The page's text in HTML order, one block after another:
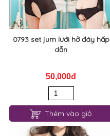
0793 set jum lưới hở đáy hấp
dẫn
50,000đ
Thêm vào giỏ